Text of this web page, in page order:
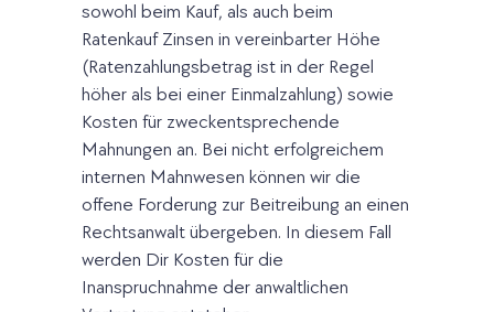
sowohl beim Kauf, als auch beim
Ratenkauf Zinsen in vereinbarter Höhe
(Ratenzahlungsbetrag ist in der Regel
höher als bei einer Einmalzahlung) sowie
Kosten für zweckentsprechende
Mahnungen an. Bei nicht erfolgreichem
internen Mahnwesen können wir die
offene Forderung zur Beitreibung an einen
Rechtsanwalt übergeben. In diesem Fall
werden Dir Kosten für die
Inanspruchnahme der anwaltlichen